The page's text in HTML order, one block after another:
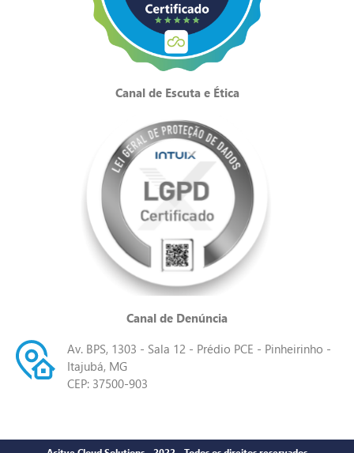
Canal de Escuta e Ética
Canal de Denúncia
Av. BPS, 1303 - Sala 12 - Prédio PCE - Pinheirinho -
Itajubá, MG
CEP: 37500-903